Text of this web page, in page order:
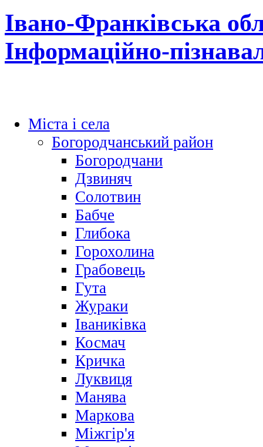
Івано-Франківська
Інформаційно-
Міста і села
Богородчанський район
Богородчани
Дзвиняч
Солотвин
Бабче
Глибока
Горохолина
Грабовець
Гута
Жураки
Іваниківка
Космач
Кричка
Луквиця
Манява
Маркова
Міжгір'я